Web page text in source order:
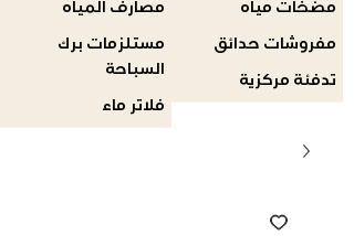
مصارف المياه
مستلزمات برك
السباحة
فلاتر ماء
مضخات مياه
مفروشات حدائق
تدفئة مركزية